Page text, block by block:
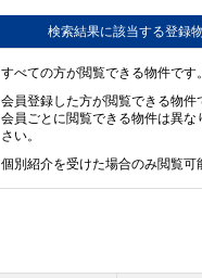
検索結果に該当する登録
すべての方が閲覧できる物件です
会員登録した方が閲覧できる物件
会員ごとに閲覧できる物件は異
さい。
個別紹介を受けた場合のみ閲覧可